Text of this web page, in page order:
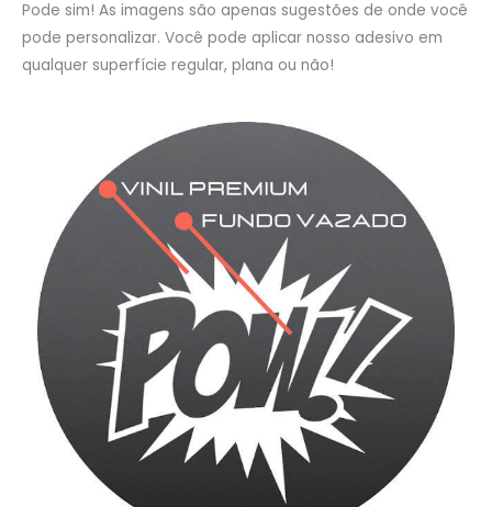
Pode sim! As imagens são apenas sugestões de onde você
pode personalizar. Você pode aplicar nosso adesivo em
qualquer superfície regular, plana ou não!